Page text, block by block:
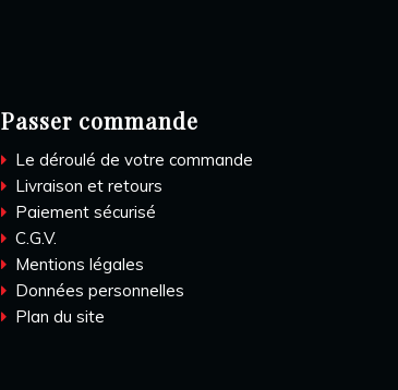
Passer commande
Le déroulé de votre commande
Livraison et retours
Paiement sécurisé
C.G.V.
Mentions légales
Données personnelles
Plan du site